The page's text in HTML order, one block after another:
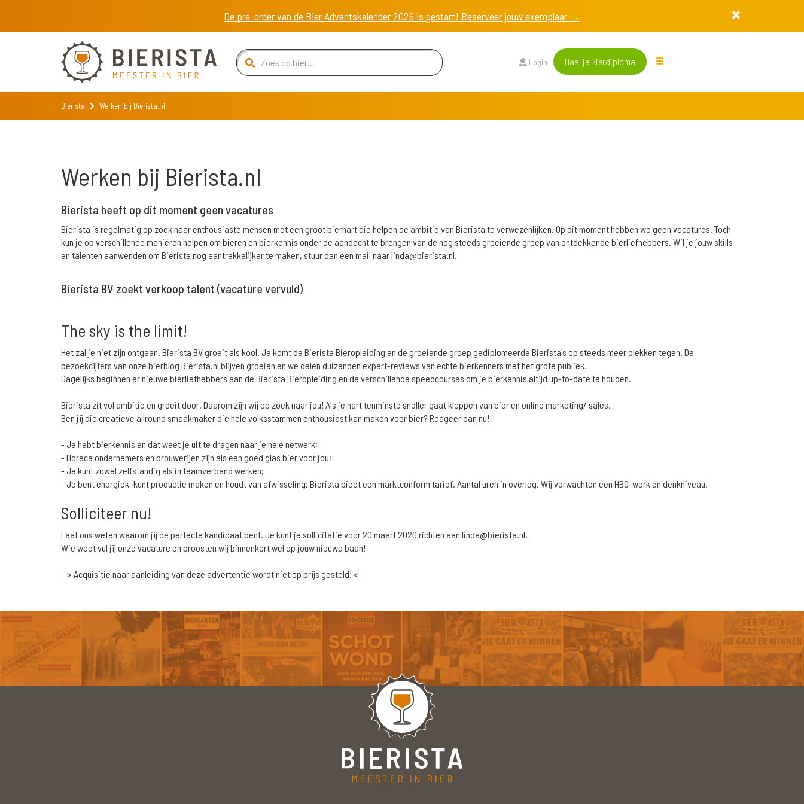
De pre-order van de Bier Adventskalender 2026 is gestart! Reserveer jouw exemplaar →
Login Haal je Bierdiploma
Bierista Werken bij Bierista.nl
Werken bij Bierista.nl
Bierista heeft op dit moment geen vacatures
Bierista is regelmatig op zoek naar enthousiaste mensen met een groot bierhart die helpen de ambitie van Bierista te verwezenlijken. Op dit moment hebben we geen vacatures. Toch
kun je op verschillende manieren helpen om bieren en bierkennis onder de aandacht te brengen van de nog steeds groeiende groep van ontdekkende bierliefhebbers. Wil je jouw skills
en talenten aanwenden om Bierista nog aantrekkelijker te maken, stuur dan een mail naar linda@bierista.nl.
Bierista BV zoekt verkoop talent (vacature vervuld)
The sky is the limit!
Het zal je niet zijn ontgaan. Bierista BV groeit als kool. Je komt de Bierista Bieropleiding en de groeiende groep gediplomeerde Bierista's op steeds meer plekken tegen. De
bezoekcijfers van onze bierblog Bierista.nl blijven groeien en we delen duizenden expert-reviews van echte bierkenners met het grote publiek.
Dagelijks beginnen er nieuwe bierliefhebbers aan de Bierista Bieropleiding en de verschillende speedcourses om je bierkennis altijd up-to-date te houden.
Bierista zit vol ambitie en groeit door. Daarom zijn wij op zoek naar jou! Als je hart tenminste sneller gaat kloppen van bier en online marketing/ sales.
Ben jij die creatieve allround smaakmaker die hele volksstammen enthousiast kan maken voor bier? Reageer dan nu!
- Je hebt bierkennis en dat weet je uit te dragen naar je hele netwerk;
- Horeca ondernemers en brouwerijen zijn als een goed glas bier voor jou;
- Je kunt zowel zelfstandig als in teamverband werken;
- Je bent energiek, kunt productie maken en houdt van afwisseling; Bierista biedt een marktconform tarief. Aantal uren in overleg. Wij verwachten een HBO-werk en denkniveau.
Solliciteer nu!
Laat ons weten waarom jij dé perfecte kandidaat bent. Je kunt je sollicitatie voor 20 maart 2020 richten aan linda@bierista.nl.
Wie weet vul jij onze vacature en proosten wij binnenkort wel op jouw nieuwe baan!
--> Acquisitie naar aanleiding van deze advertentie wordt niet op prijs gesteld! <--